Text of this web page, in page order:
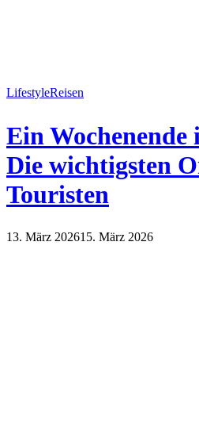
LifestyleReisen
Ein Wochenende
Die wichtigsten
Touristen
13. März 202615. März 2026